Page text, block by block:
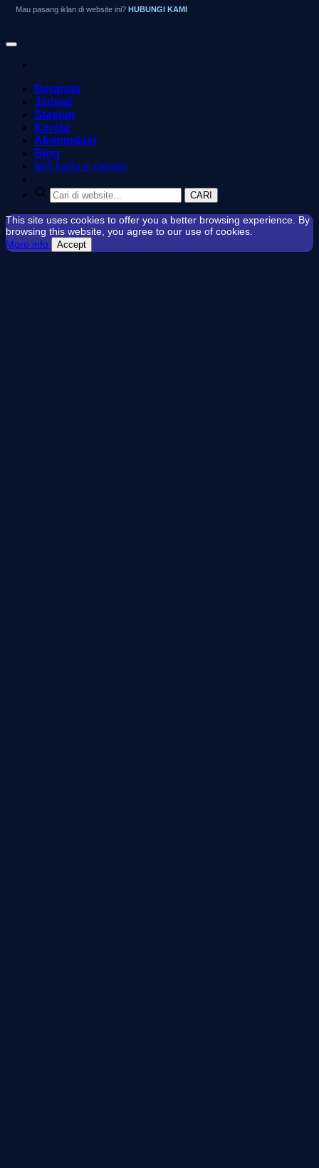
Mau pasang iklan di website ini? HUBUNGI KAMI
Beranda
Jadwal
Stasiun
Kereta
Akomodasi
Blog
beli kartu e-money
CARI
This site uses cookies to offer you a better browsing experience. By
browsing this website, you agree to our use of cookies.
More info
Accept